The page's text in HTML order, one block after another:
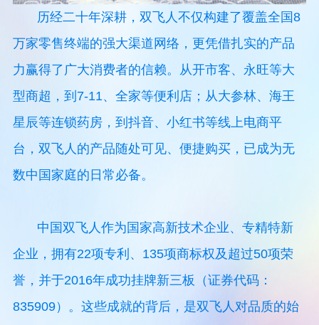
历经二十年深耕，双飞人不仅构建了覆盖全国8
万家零售终端的强大渠道网络，更凭借扎实的产品
力赢得了广大消费者的信赖。从开市客、永旺等大
型商超，到7-11、全家等便利店；从大参林、海王
星辰等连锁药房，到抖音、小红书等线上电商平
台，双飞人的产品随处可见、便捷购买，已成为无
数中国家庭的日常必备。
中国双飞人作为国家高新技术企业、专精特新
企业，拥有22项专利、135项商标权及超过50项荣
誉，并于2016年成功挂牌新三板（证券代码：
835909）。这些成就的背后，是双飞人对品质的始